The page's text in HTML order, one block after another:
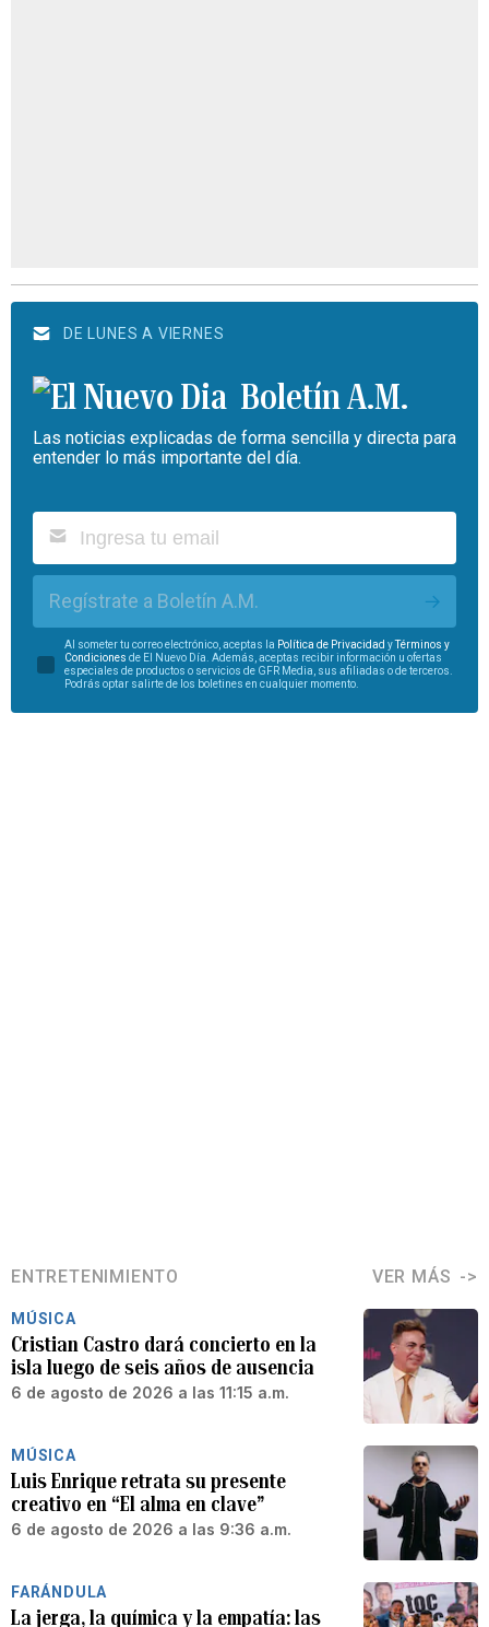
DE LUNES A VIERNES
Boletín A.M.
Las noticias explicadas de forma sencilla y directa para
entender lo más importante del día.
Regístrate a Boletín A.M.
Al someter tu correo electrónico, aceptas la Política de Privacidad yTérminos y
Condiciones de El Nuevo Día. Además, aceptas recibir información u ofertas
especiales de productos o servicios de GFR Media, sus afiliadas o de terceros.
Podrás optar salirte de los boletines en cualquier momento.
ENTRETENIMIENTO VER MÁS
MÚSICA
Cristian Castro dará concierto en la
isla luego de seis años de ausencia
6 de agosto de 2026 a las 11:15 a.m.
MÚSICA
Luis Enrique retrata su presente
creativo en “El alma en clave”
6 de agosto de 2026 a las 9:36 a.m.
FARÁNDULA
La jerga, la química y la empatía: las